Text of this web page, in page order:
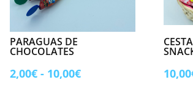
PARAGUAS DE
CHOCOLATES
2,00€ - 10,00€Rango
10,00